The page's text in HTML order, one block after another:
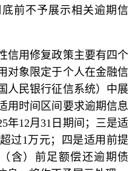
前不予展示相关逾期信
信用修复政策主要有四个
对象限定于个人在金融信
人民银行征信系统）中展
用时间区间要求逾期信息
年12月31日期间；三是适
过1万元；四是适用前提
含）前足额偿还逾期债